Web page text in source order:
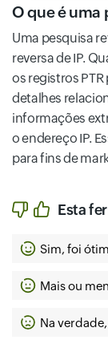
O que é uma
Uma pesquisa
reversa de IP.
os registros
detalhes
informações
o endereço IP.
para fins de
Esta
Sim, foi
Mais ou
Na